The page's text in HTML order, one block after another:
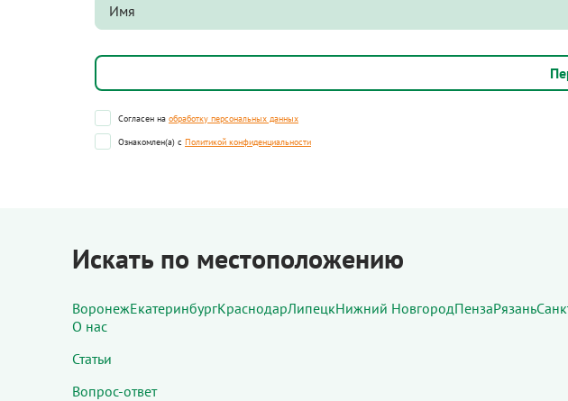
Согласен на обработку персональных данных
Ознакомлен(а) с Политикой конфиденциальности
Искать по местоположению
ВоронежЕкатеринбургКраснодарЛипецкНижний НовгородПензаРязань
О нас
Статьи
Вопрос-ответ